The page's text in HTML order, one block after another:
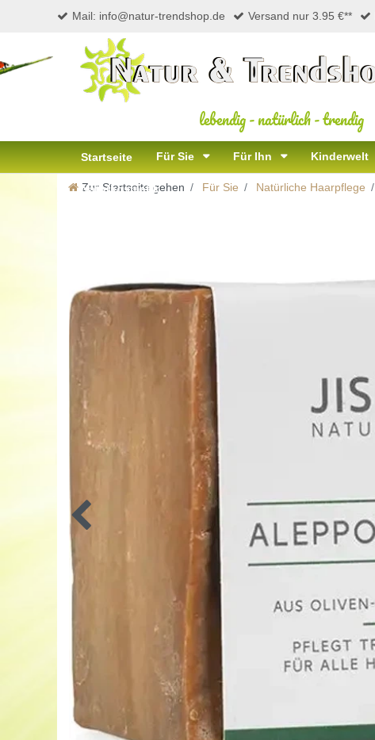
Mail: info@natur-trendshop.de Versand nur 3.95 €**
lebendig-natürlich-trendig
Startseite Für Sie Für Ihn Kinderwelt
Naturkosmetik
Zur Startseite gehen Für Sie Natürliche Haarpflege